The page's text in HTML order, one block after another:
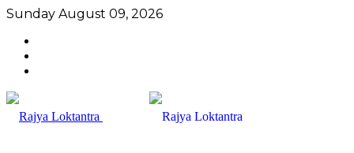
Sunday August 09, 2026